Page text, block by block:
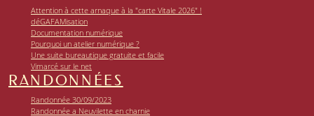
Attention à cette arnaque à la "carte Vitale 2026" !
déGAFAMisation
Documentation numérique
Pourquoi un atelier numérique ?
Une suite bureautique gratuite et facile
Vimarcé sur le net
RANDONNÉES
Randonnée 30/09/2023
Randonnée a Neuvilette en charnie